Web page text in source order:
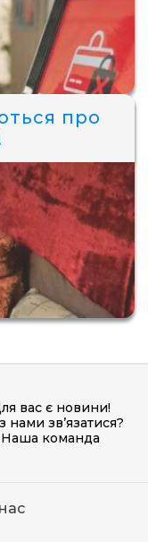
про
вас є новини!
нами зв’язатися?
Наша команда